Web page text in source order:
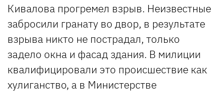
Кивалова прогремел взрыв. Неизвестные
забросили гранату во двор, в результате
взрыва никто не пострадал, только
задело окна и фасад здания. В милиции
квалифицировали это происшествие как
хулиганство, а в Министерстве